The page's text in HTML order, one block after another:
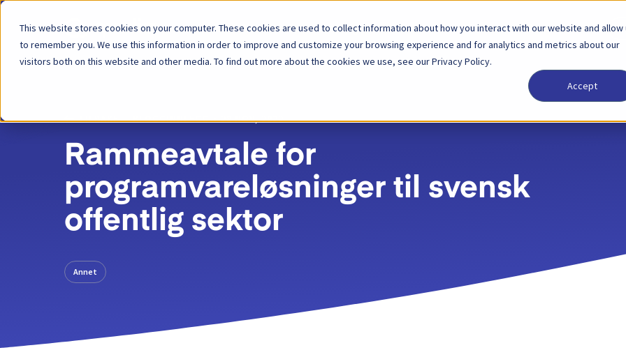
This website stores cookies on your computer. These cookies are used to collect information about how you interact with our website and allow
to remember you. We use this information in order to improve and customize your browsing experience and for analytics and metrics about our
visitors both on this website and other media. To find out more about the cookies we use, see our Privacy Policy.
Accept
Plattform Løsninger Partner Priser Om oss
TILBAKE BLOGGINNLEGG 28 NOV, 2022
Rammeavtale for
programvareløsninger til svensk
offentlig sektor
Annet